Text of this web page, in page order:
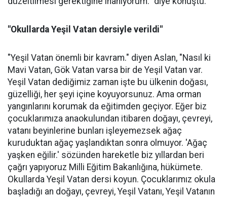
"Okullarda Yeşil Vatan dersiyle verildi"
"Yeşil Vatan önemli bir kavram." diyen Aslan, "Nasıl ki
Mavi Vatan, Gök Vatan varsa bir de Yeşil Vatan var.
Yeşil Vatan dediğimiz zaman işte bu ülkenin doğası,
güzelliği, her şeyi içine koyuyorsunuz. Ama orman
yangınlarını korumak da eğitimden geçiyor. Eğer biz
çocuklarımıza anaokulundan itibaren doğayı, çevreyi,
vatanı beyinlerine bunları işleyemezsek ağaç
kuruduktan ağaç yaşlandıktan sonra olmuyor. 'Ağaç
yaşken eğilir.' sözünden hareketle biz yıllardan beri
çağrı yapıyoruz Milli Eğitim Bakanlığına, hükümete.
Okullarda Yeşil Vatan dersi koyun. Çocuklarımız okula
başladığı an doğayı, çevreyi, Yeşil Vatanı, Yeşil Vatanın